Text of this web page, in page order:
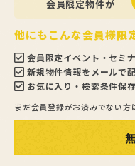
会員限定物件が
他にもこんな会員様限
会員限定イベント・セミ
新規物件情報をメールで
お気に入り・検索条件保
まだ会員登録がお済みでない方